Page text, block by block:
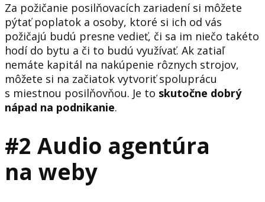
Za požičanie posilňovacích zariadení si môžete
pýtať poplatok a osoby, ktoré si ich od vás
požičajú budú presne vedieť, či sa im niečo takéto
hodí do bytu a či to budú využívať. Ak zatiaľ
nemáte kapitál na nakúpenie rôznych strojov,
môžete si na začiatok vytvoriť spoluprácu
s miestnou posilňovňou. Je to skutočne dobrý
nápad na podnikanie.
#2 Audio agentúra
na weby